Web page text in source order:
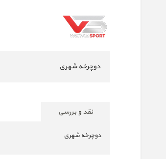
دوچرخه شهری
نقد و بررسی
دوچرخه شهری